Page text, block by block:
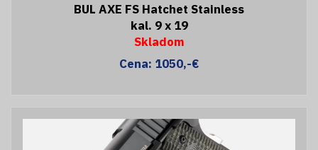
BUL AXE FS Hatchet Stainless
kal. 9 x 19
Skladom
Cena: 1050,-€